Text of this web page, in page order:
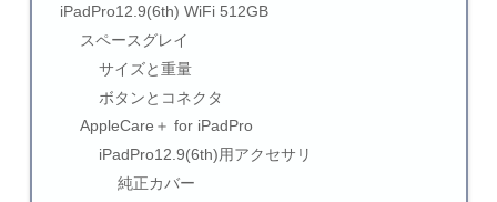
iPadPro12.9(6th) WiFi 512GB
スペースグレイ
サイズと重量
ボタンとコネクタ
AppleCare＋ for iPadPro
iPadPro12.9(6th)用アクセサリ
純正カバー